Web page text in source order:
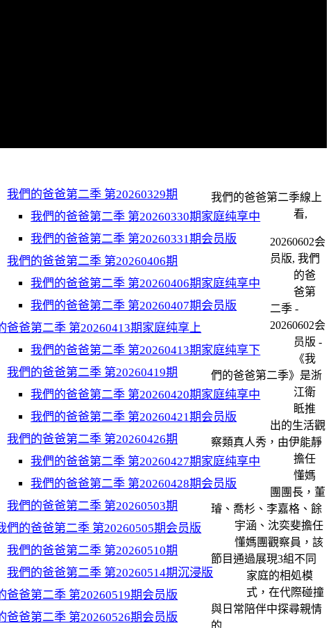
我們的爸爸第二季 第20260329期
我們的爸爸第二季 第20260330期家庭纯享中
我們的爸爸第二季 第20260331期会员版
我們的爸爸第二季 第20260406期
我們的爸爸第二季 第20260406期家庭纯享中
我們的爸爸第二季 第20260407期会员版
爸爸第二季 第20260413期家庭纯享上
我們的爸爸第二季 第20260413期家庭纯享下
我們的爸爸第二季 第20260419期
我們的爸爸第二季 第20260420期家庭纯享中
我們的爸爸第二季 第20260421期会员版
我們的爸爸第二季 第20260426期
我們的爸爸第二季 第20260427期家庭纯享中
我們的爸爸第二季 第20260428期会员版
我們的爸爸第二季 第20260503期
們的爸爸第二季 第20260505期会员版
我們的爸爸第二季 第20260510期
我們的爸爸第二季 第20260514期沉浸版
爸爸第二季 第20260519期会员版
爸爸第二季 第20260526期会员版
我們的爸爸第二季線上
看,
20260602会
员版, 我們
的爸
爸第
二季 -
20260602会
员版 -
《我
們的爸爸第二季》是浙
江衛
眡推
出的生活觀
察類真人秀，由伊能靜
擔任
懂媽
團團長，董
璿、喬杉、李嘉格、餘
宇涵、沈奕斐擔任
懂媽團觀察員，該
節目通過展現3組不同
家庭的相処模
式，在代際碰撞
與日常陪伴中探尋親情
的